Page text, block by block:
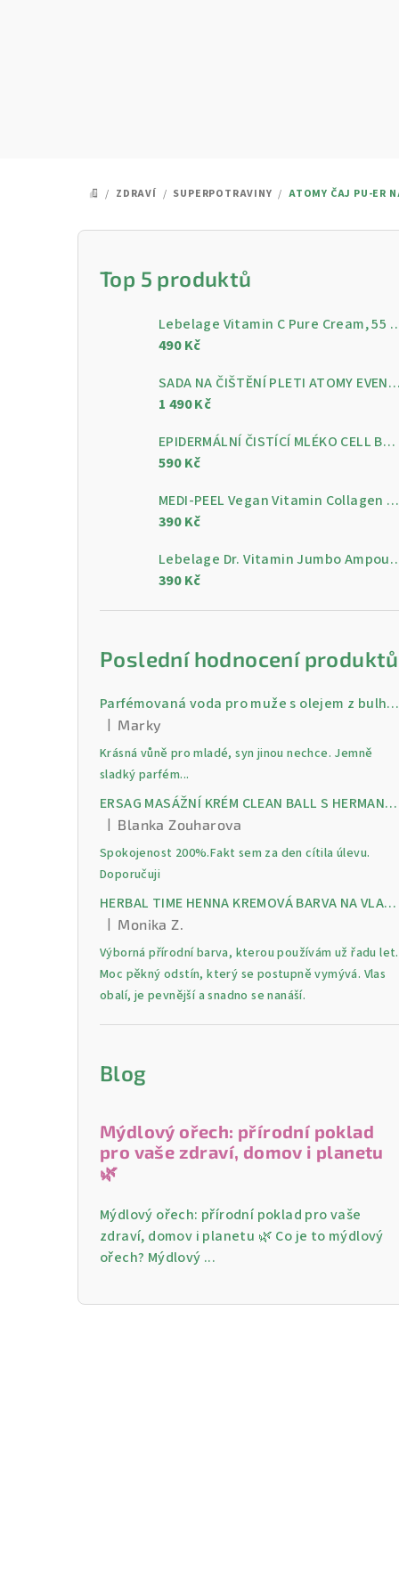
DOMŮ
/ ZDRAVÍ / SUPERPOTRAVINY / ATOMY ČAJ PU-ER
P
Top 5 produktů
Lebelage Vitamin C Pure Cream, 55
490 Kč
SADA NA ČIŠTĚNÍ PLETI ATOMY EVENING CARE - 4 KROKY PRO ČISTOU A ZÁŘIVOU PLEŤ
1 490 Kč
EPIDERMÁLNÍ ČISTÍCÍ MLÉKO CELL BY CELL Epidermal Cleansing Milk 200 ml
590 Kč
MEDI-PEEL Vegan Vitamin Collagen Clear, 300 ml
390 Kč
Lebelage Dr. Vitamin
390 Kč
Poslední hodnocení produktů
Parfémovaná voda pro muže s olejem z bulharské růži Gold 30 ml
Hodnocení produktu je 5 z 5 hvězdiček.
Marky
Krásná vůně pro mladé, syn jinou nechce. Jemně
sladký parfém...
ERSAG MASÁŽNÍ KRÉM CLEAN BALL S HERMANKEM A MENTOLEM pro úlevu od bolesti, otoků a napětí ve svalech
Hodnocení produktu je 5 z 5 hvězdiček.
Blanka Zouharova
Spokojenost 200%.Fakt sem za den cítila úlevu.
Doporučuji
HERBAL TIME HENNA KREMOVÁ BARVA NA VLASY 9 Lilek 75 ml
Hodnocení produktu je 5 z 5 hvězdiček.
Monika Z.
Výborná přírodní barva, kterou používám už řadu let.
Moc pěkný odstín, který se postupně vymývá. Vlas
obalí, je pevnější a snadno se nanáší.
Blog
Mýdlový ořech: přírodní poklad
pro vaše zdraví, domov i planetu
🌿
Mýdlový ořech: přírodní poklad pro vaše
zdraví, domov i planetu 🌿 Co je to mýdlový
ořech? Mýdlový ...